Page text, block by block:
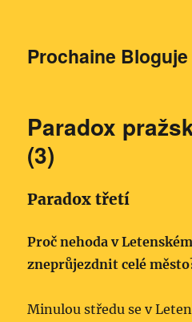
Prochaine Bloguje
Paradox
(3)
Paradox třetí
Proč nehoda v
zneprůjezdnit celé
Minulou středu se v